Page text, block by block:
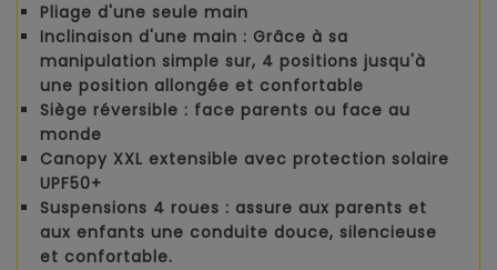
Pliage d'une seule main
Inclinaison d'une main : Grâce à sa
manipulation simple sur, 4 positions jusqu'à
une position allongée et confortable
Siège réversible : face parents ou face au
monde
Canopy XXL extensible avec protection solaire
UPF50+
Suspensions 4 roues : assure aux parents et
aux enfants une conduite douce, silencieuse
et confortable.